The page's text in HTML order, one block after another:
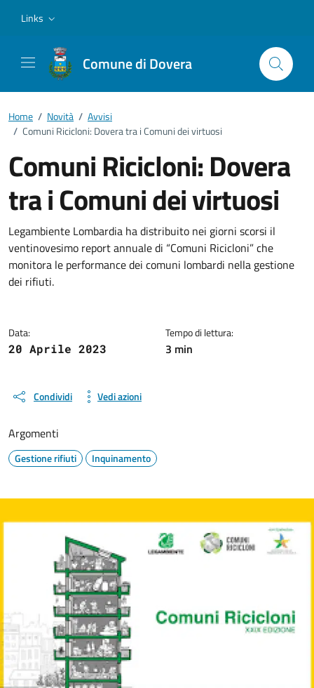
Links
Comune di Dovera
Home / Novità / Avvisi
/ Comuni Ricicloni: Dovera tra i Comuni dei virtuosi
Comuni Ricicloni: Dovera
tra i Comuni dei virtuosi
Dettagli della notizia
Legambiente Lombardia ha distribuito nei giorni scorsi il
ventinovesimo report annuale di “Comuni Ricicloni” che
monitora le performance dei comuni lombardi nella gestione
dei rifiuti.
Data:
20 Aprile 2023
Tempo di lettura:
3 min
Condividi Vedi azioni
Argomenti
Gestione rifiuti Inquinamento